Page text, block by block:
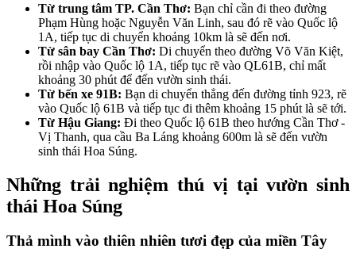
Từ trung tâm TP. Cần Thơ: Bạn chỉ cần đi theo đường
Phạm Hùng hoặc Nguyễn Văn Linh, sau đó rẽ vào Quốc lộ
1A, tiếp tục di chuyển khoảng 10km là sẽ đến nơi.
Từ sân bay Cần Thơ: Di chuyển theo đường Võ Văn Kiệt,
rồi nhập vào Quốc lộ 1A, tiếp tục rẽ vào QL61B, chỉ mất
khoảng 30 phút để đến vườn sinh thái.
Từ bến xe 91B: Bạn di chuyển thẳng đến đường tỉnh 923, rẽ
vào Quốc lộ 61B và tiếp tục đi thêm khoảng 15 phút là sẽ tới.
Từ Hậu Giang: Đi theo Quốc lộ 61B theo hướng Cần Thơ -
Vị Thanh, qua cầu Ba Láng khoảng 600m là sẽ đến vườn
sinh thái Hoa Súng.
Những trải nghiệm thú vị tại vườn sinh
thái Hoa Súng
Thả mình vào thiên nhiên tươi đẹp của miền Tây